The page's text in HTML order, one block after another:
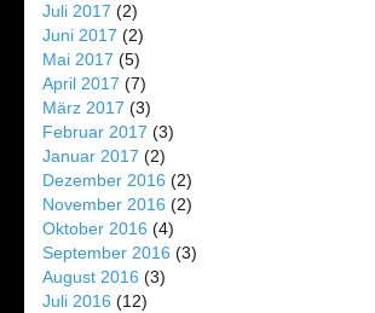
Juli 2017 (2)
Juni 2017 (2)
Mai 2017 (5)
April 2017 (7)
März 2017 (3)
Februar 2017 (3)
Januar 2017 (2)
Dezember 2016 (2)
November 2016 (2)
Oktober 2016 (4)
September 2016 (3)
August 2016 (3)
Juli 2016 (12)